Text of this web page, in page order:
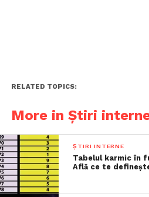
RELATED TOPICS:
More in Știri
ȘTIRI INTERNE
Tabelul karmic în
Află ce te